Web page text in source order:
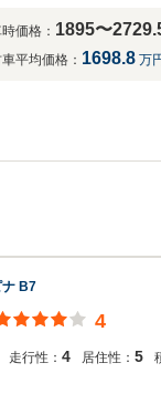
価格： 1895〜
平均価格： 1698.8 万
ナ B7
4
走行性： 4 居住性： 5